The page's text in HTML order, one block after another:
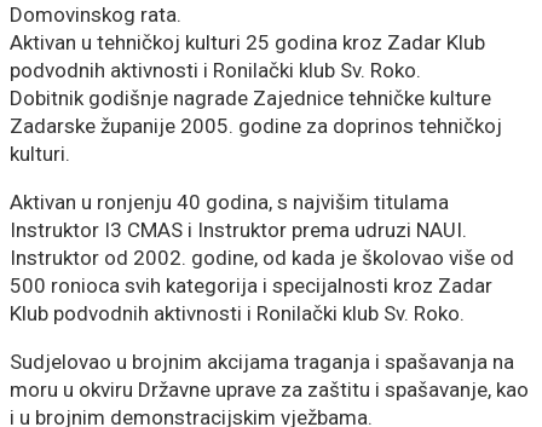
Domovinskog rata.
Aktivan u tehničkoj kulturi 25 godina kroz Zadar Klub
podvodnih aktivnosti i Ronilački klub Sv. Roko.
Dobitnik godišnje nagrade Zajednice tehničke kulture
Zadarske županije 2005. godine za doprinos tehničkoj
kulturi.
Aktivan u ronjenju 40 godina, s najvišim titulama
Instruktor I3 CMAS i Instruktor prema udruzi NAUI.
Instruktor od 2002. godine, od kada je školovao više od
500 ronioca svih kategorija i specijalnosti kroz Zadar
Klub podvodnih aktivnosti i Ronilački klub Sv. Roko.
Sudjelovao u brojnim akcijama traganja i spašavanja na
moru u okviru Državne uprave za zaštitu i spašavanje, kao
i u brojnim demonstracijskim vježbama.